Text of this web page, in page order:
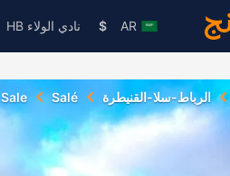
AR
$ نادي الولاء HB
الرباط-سلا-القنيطرة Salé
Sale